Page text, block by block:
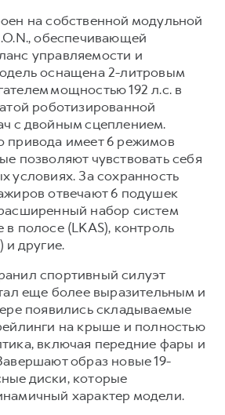
на собственной модульной
обеспечивающей
управляемости и
оснащена 2-литровым
мощностью 192 л.с. в
роботизированной
с двойным сцеплением.
привода имеет 6 режимов
позволяют чувствовать себя
условиях. За сохранность
отвечают 6 подушек
набор систем
в полосе (LKAS), контроль
и другие.
спортивный силуэт
еще более выразительным и
появились складываемые
на крыше и полностью
включая передние фары и
образ новые 19-
диски, которые
характер модели.